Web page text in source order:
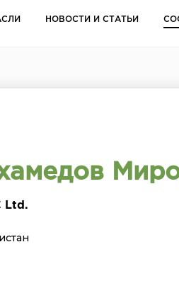
НОВОСТИ И СТАТЬИ
Ltd.